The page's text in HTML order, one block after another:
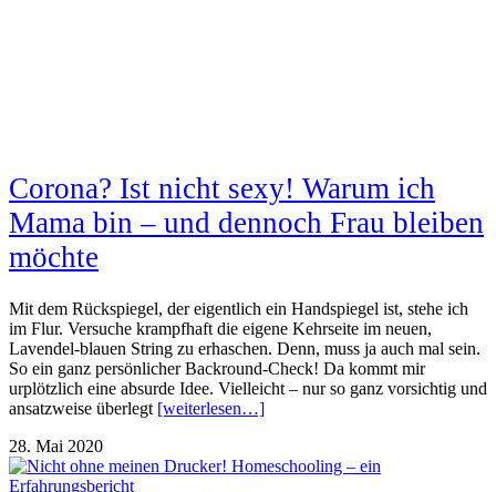
Corona? Ist nicht sexy! Warum ich
Mama bin – und dennoch Frau bleiben
möchte
Mit dem Rückspiegel, der eigentlich ein Handspiegel ist, stehe ich
im Flur. Versuche krampfhaft die eigene Kehrseite im neuen,
Lavendel-blauen String zu erhaschen. Denn, muss ja auch mal sein.
So ein ganz persönlicher Backround-Check! Da kommt mir
urplötzlich eine absurde Idee. Vielleicht – nur so ganz vorsichtig und
ansatzweise überlegt [weiterlesen…]
28. Mai 2020